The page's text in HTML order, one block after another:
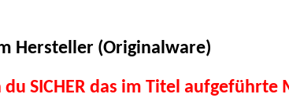
Hersteller (Originalware)
SICHER das im Titel